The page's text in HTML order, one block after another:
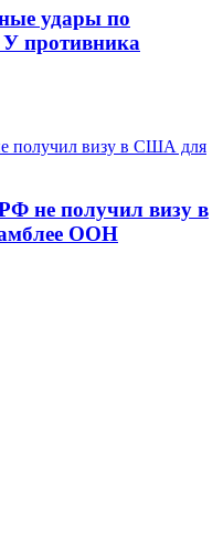
удары по
противника
не получил визу в
ООН